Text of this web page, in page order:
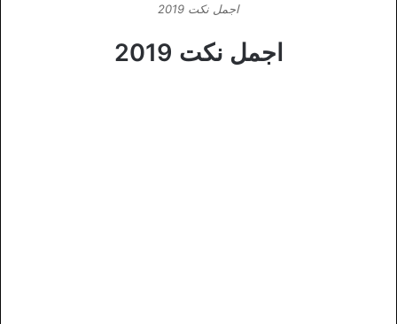
اجمل نكت 2019
اجمل نكت 2019